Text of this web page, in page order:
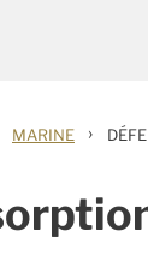
MARINE ›